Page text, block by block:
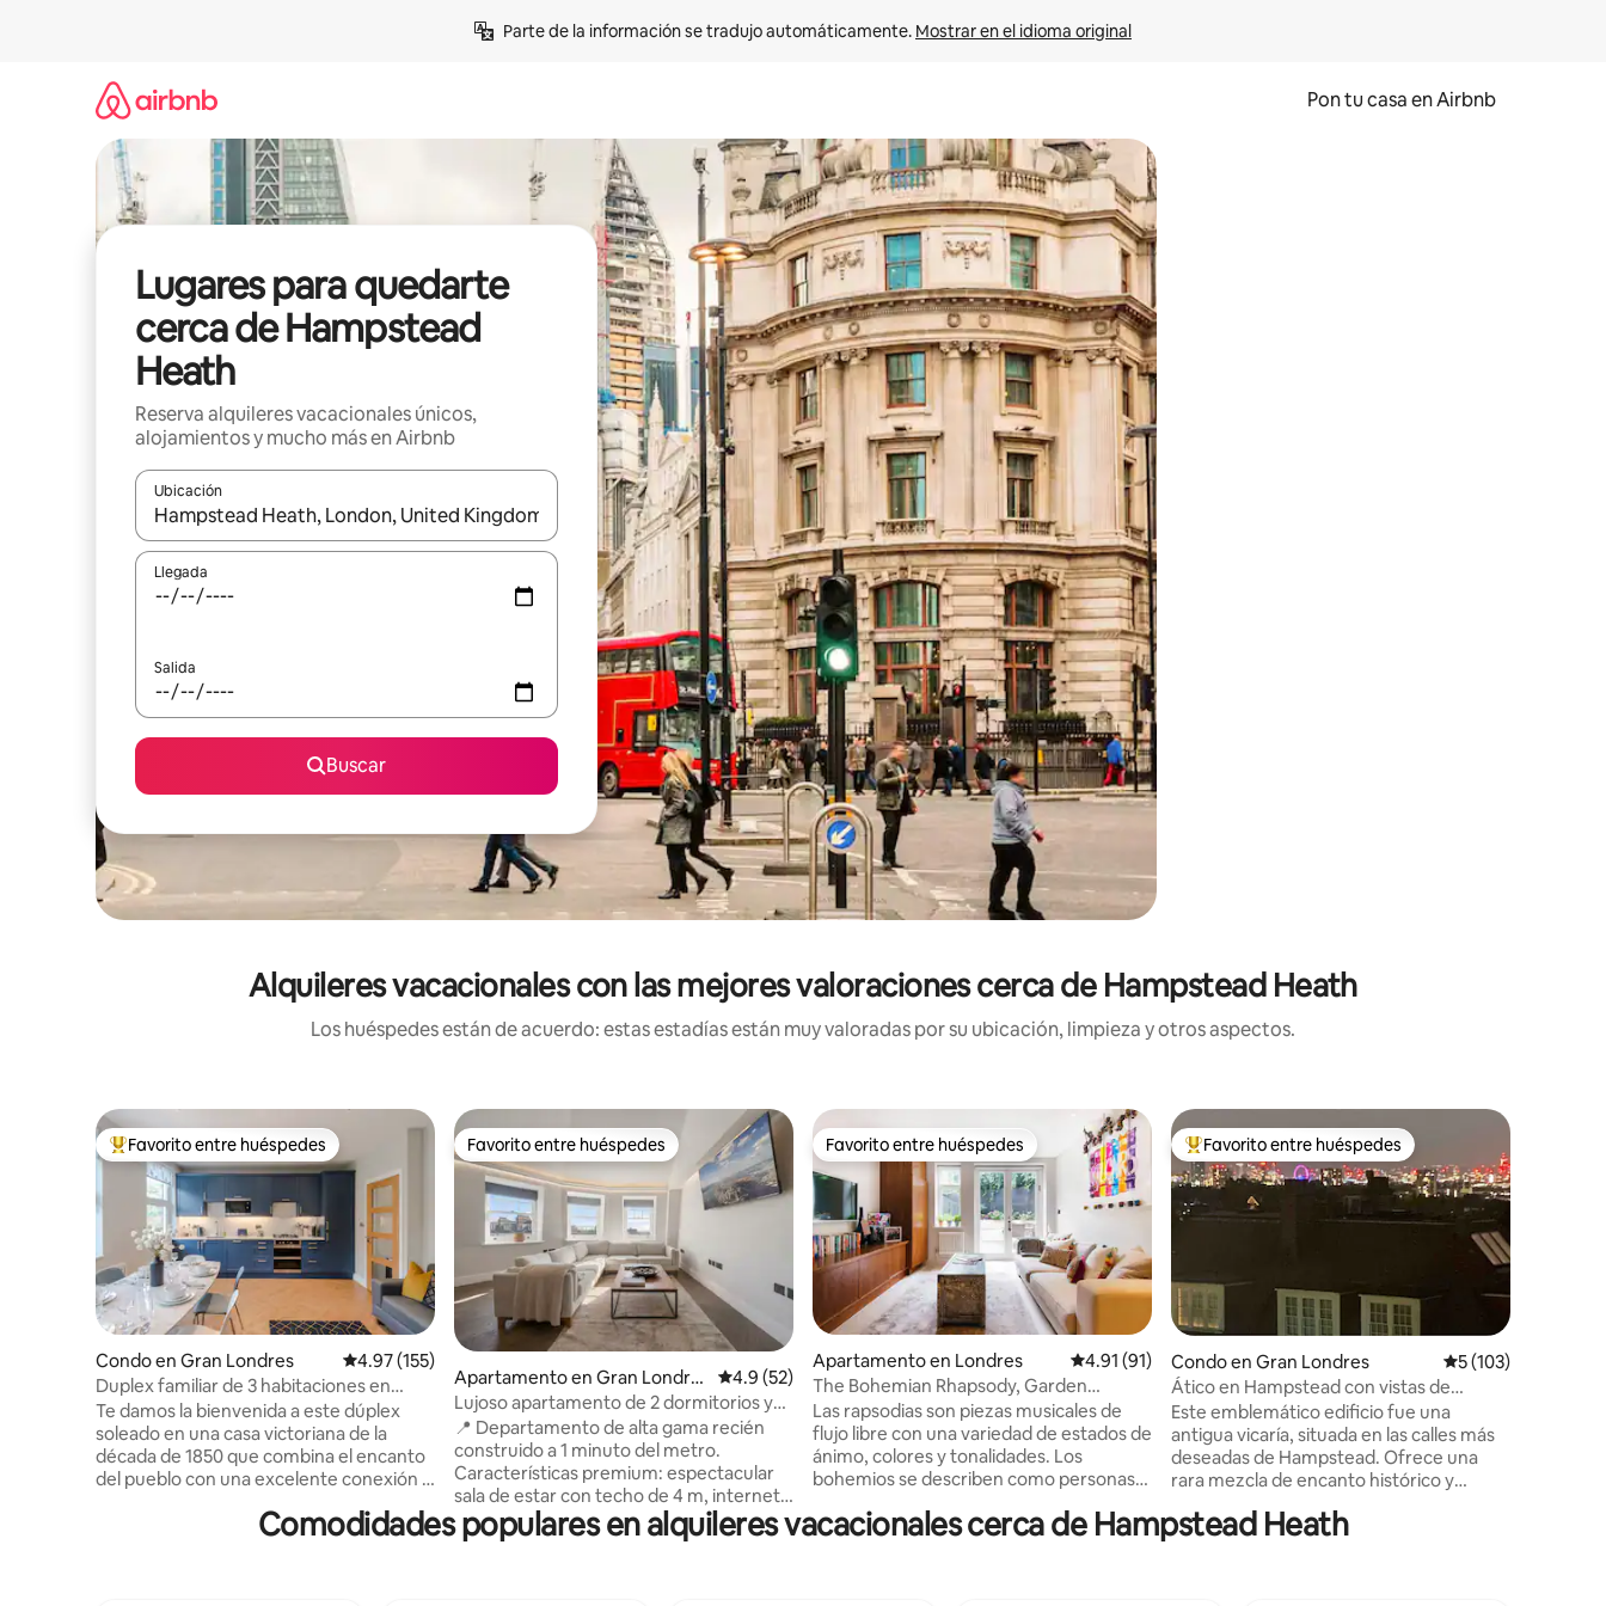
Parte de la información se tradujo automáticamente. Mostrar en el idioma original
Pon tu casa en Airbnb
Lugares para quedarte
cerca de Hampstead
Heath
Reserva alquileres vacacionales únicos,
alojamientos y mucho más en Airbnb
Ubicación
Cuando los resultados estén disponibles, navega con las teclas de flecha hacia arriba y hacia abajo o explora con el tacto o desliza el dedo.
Llegada
Salida
Buscar
Alquileres vacacionales con las mejores valoraciones cerca de Hampstead Heath
Los huéspedes están de acuerdo: estas estadías están muy valoradas por su ubicación, limpieza y otros aspectos.
Favorito entre huéspedes preferido
Favorito entre huéspedes
Condo en Gran Londres Calificación promedio: 4.97 de 5, 155 reseñas
4.97 (155)
Duplex familiar de 3 habitaciones en
West Hampstead • 3 líneas de metro
Te damos la bienvenida a este dúplex
soleado en una casa victoriana de la
década de 1850 que combina el encanto
del pueblo con una excelente conexión a
baños y una luminosa sala de
Favorito entre huéspedes
Favorito entre huéspedes
Apartamento en Gran Londre
s
Calificación promedio: 4.9 de 5, 52 reseñas
4.9 (52)
Lujoso apartamento de 2 dormitorios y
2 baños en Hampstead | Aire
acondicionado
📍 Departamento de alta gama recién
construido a 1 minuto del metro.
Características premium: espectacular
sala de estar con techo de 4 m, internet
de alta velocidad Starlink, pisos de
madera, cocina de diseño,
Favorito entre huéspedes
Favorito entre huéspedes
Apartamento en Londres Calificación promedio: 4.91 de 5, 91 reseñas
4.91 (91)
The Bohemian Rhapsody, Garden
Apartment Hampstead
Las rapsodias son piezas musicales de
flujo libre con una variedad de estados de
ánimo, colores y tonalidades. Los
bohemios se describen como personas
magnífico apartamento encarna estos 2
Favorito entre huéspedes preferido
Favorito entre huéspedes
Condo en Gran Londres Calificación
5 (103)
Ático en Hampstead con vistas de
primera clase a Londres
Este emblemático edificio fue una
antigua vicaría, situada en las calles más
deseadas de Hampstead. Ofrece una
rara mezcla de encanto histórico y
cuenta con impresionantes vistas
Comodidades populares en alquileres vacacionales cerca de Hampstead Heath